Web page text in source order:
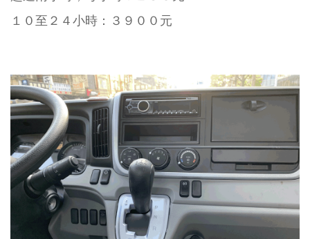
１０至２４小時：３９００元